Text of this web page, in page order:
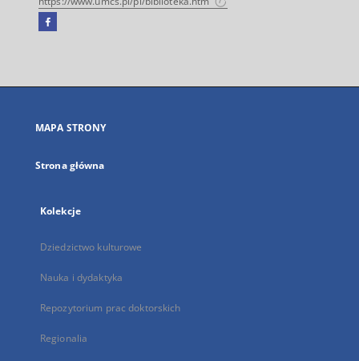
Facebook
się
karcie
MAPA STRONY
Strona główna
Kolekcje
Dziedzictwo kulturowe
Nauka i dydaktyka
Repozytorium prac doktorskich
Regionalia